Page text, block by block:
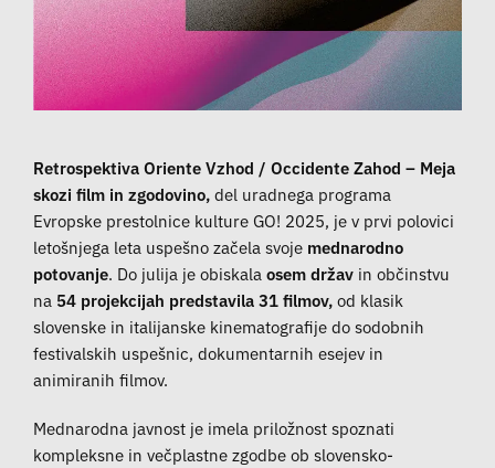
Retrospektiva Oriente Vzhod / Occidente Zahod – Meja
skozi film in zgodovino,del uradnega programa
Evropske prestolnice kulture GO! 2025, je v prvi polovici
letošnjega leta uspešno začela svoje mednarodno
potovanje. Do julija je obiskala osem držav in občinstvu
na 54 projekcijah predstavila 31 filmov,od klasik
slovenske in italijanske kinematografije do sodobnih
festivalskih uspešnic, dokumentarnih esejev in
animiranih filmov.
Mednarodna javnost je imela priložnost spoznati
kompleksne in večplastne zgodbe ob slovensko-